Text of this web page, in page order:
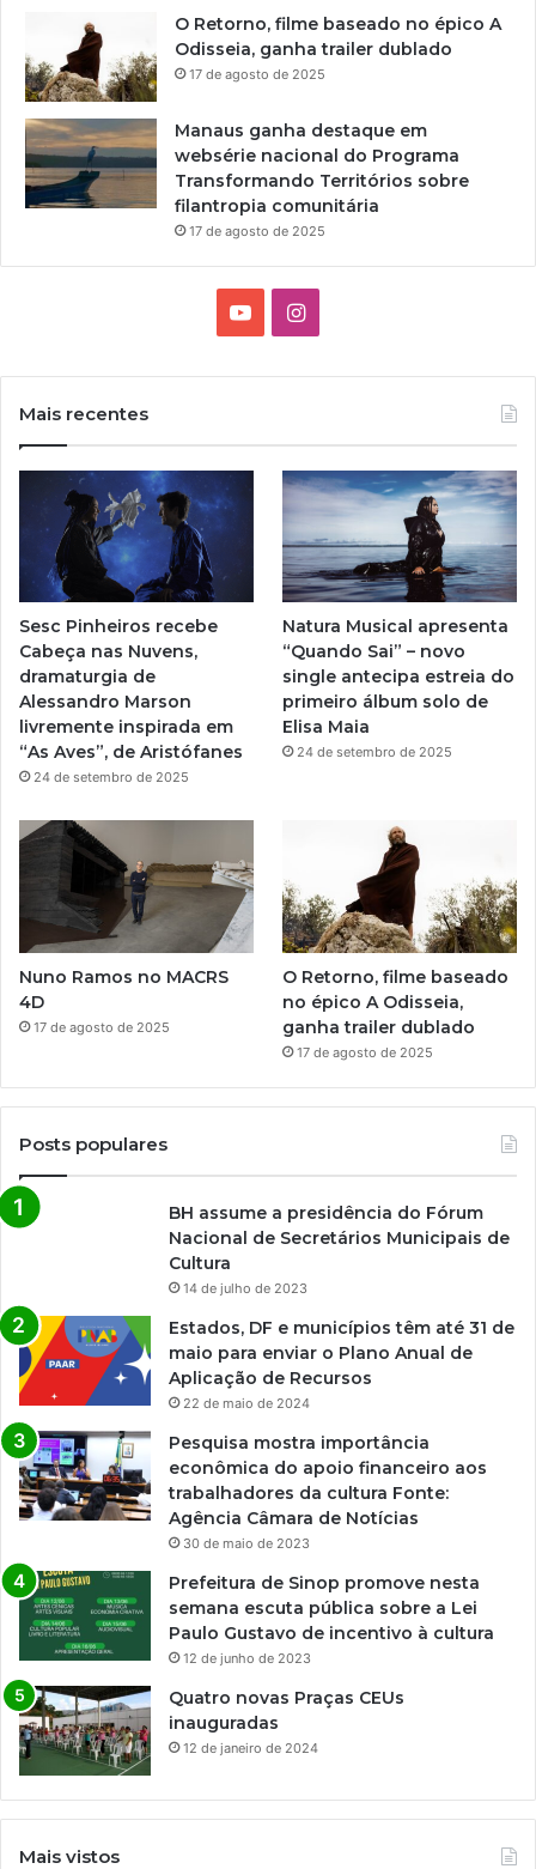
f
O Retorno, filme baseado no épico A
Odisseia, ganha trailer dublado
17 de agosto de 2025
Manaus ganha destaque em
websérie nacional do Programa
Transformando Territórios sobre
filantropia comunitária
17 de agosto de 2025
e
I
g
r
a
m
Mais recentes
Sesc Pinheiros recebe
Cabeça nas Nuvens,
dramaturgia de
Alessandro Marson
livremente inspirada em
“As Aves”, de Aristófanes
24 de setembro de 2025
Natura Musical apresenta
“Quando Sai” – novo
single antecipa estreia do
primeiro álbum solo de
Elisa Maia
24 de setembro de 2025
Nuno Ramos no MACRS
4D
17 de agosto de 2025
O Retorno, filme baseado
no épico A Odisseia,
ganha trailer dublado
17 de agosto de 2025
Posts populares
BH assume a presidência do Fórum
Nacional de Secretários Municipais de
Cultura
14 de julho de 2023
Estados, DF e municípios têm até 31 de
maio para enviar o Plano Anual de
Aplicação de Recursos
22 de maio de 2024
Pesquisa mostra importância
econômica do apoio financeiro aos
trabalhadores da cultura Fonte:
Agência Câmara de Notícias
30 de maio de 2023
Prefeitura de Sinop promove nesta
semana escuta pública sobre a Lei
Paulo Gustavo de incentivo à cultura
12 de junho de 2023
Quatro novas Praças CEUs
inauguradas
12 de janeiro de 2024
Mais vistos